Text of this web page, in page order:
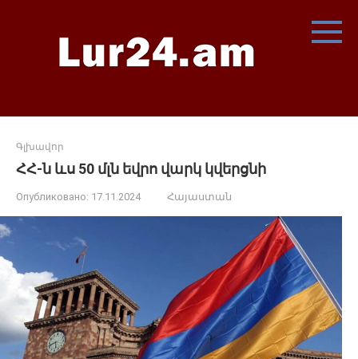
Գլխավոր
ՀՀ-ն ևս 50 մլն եվրո վարկ կվերցնի
Опубликовано: 17.11.2024 Հայաստան